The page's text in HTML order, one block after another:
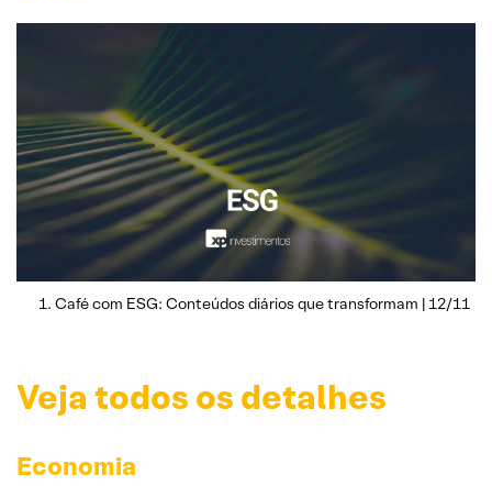
Café com ESG: Conteúdos diários que transformam | 12/11
Veja todos os detalhes
Economia